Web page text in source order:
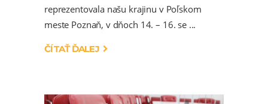
reprezentovala našu krajinu v Poľskom
meste Poznaň, v dňoch 14. – 16. se
ČÍTAŤ ĎALEJ